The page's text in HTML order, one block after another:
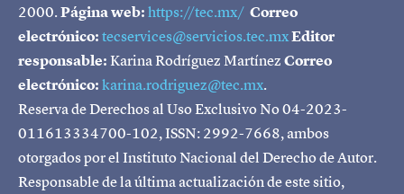
2000.Página web:https://tec.mx/ Correo
electrónico:tecservices@servicios.tec.mxEditor
responsable:Karina Rodríguez MartínezCorreo
electrónico:karina.rodriguez@tec.mx.
Reserva de Derechos al Uso Exclusivo No 04-2023-
011613334700-102, ISSN: 2992-7668, ambos
otorgados por el Instituto Nacional del Derecho de Autor.
Responsable de la última actualización de este sitio,